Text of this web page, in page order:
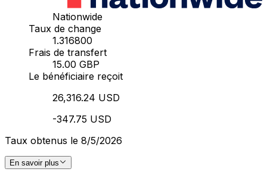
Nationwide
Taux de change
1.316800
Frais de transfert
15.00 GBP
Le bénéficiaire reçoit
26,316.24 USD
-347.75 USD
Taux obtenus le 8/5/2026
En savoir plus